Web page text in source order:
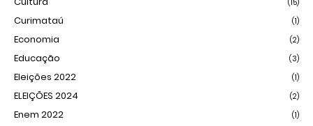
(15)
Curimataú (1)
Economia (2)
Educação (3)
Eleições 2022 (1)
ELEIÇÕES 2024 (2)
Enem 2022 (1)